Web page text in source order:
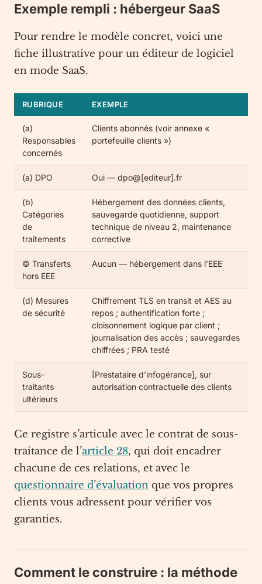
Exemple rempli : hébergeur SaaS
Pour rendre le modèle concret, voici une
fiche illustrative pour un éditeur de logiciel
en mode SaaS.
RUBRIQUE EXEMPLE
(a)
Responsables
concernés
Clients abonnés (voir annexe «
portefeuille clients »)
(a) DPO Oui — dpo@[editeur].fr
(b)
Catégories
de
traitements
Hébergement des données clients,
sauvegarde quotidienne, support
technique de niveau 2, maintenance
corrective
© Transferts
hors EEE
Aucun — hébergement dans l’EEE
(d) Mesures
de sécurité
Chiffrement TLS en transit et AES au
repos ; authentification forte ;
cloisonnement logique par client ;
journalisation des accès ; sauvegardes
chiffrées ; PRA testé
Sous-
traitants
ultérieurs
[Prestataire d’infogérance], sur
autorisation contractuelle des clients
Ce registre s’articule avec le contrat de sous-
traitance de l’article 28, qui doit encadrer
chacune de ces relations, et avec le
questionnaire d’évaluation que vos propres
clients vous adressent pour vérifier vos
garanties.
Comment le construire : la méthode